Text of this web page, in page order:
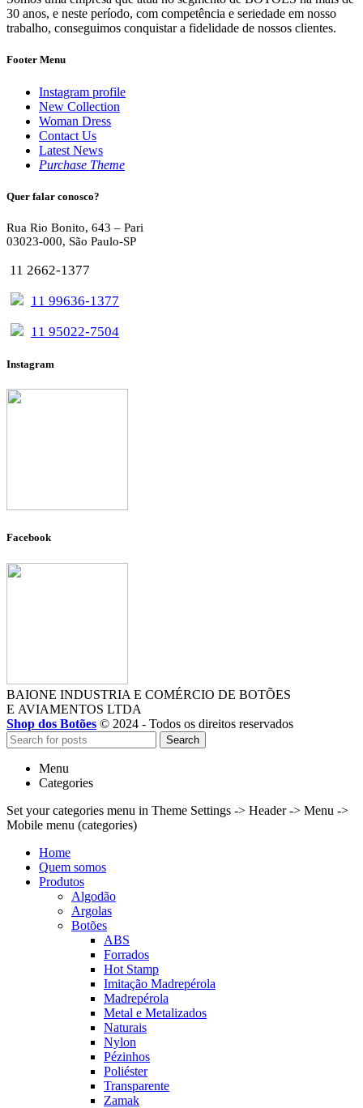
30 anos, e neste período, com competência e seriedade em nosso
trabalho, conseguimos conquistar a fidelidade de nossos clientes.
Footer Menu
Instagram profile
New Collection
Woman Dress
Contact Us
Latest News
Purchase Theme
Quer falar conosco?
Rua Rio Bonito, 643 – Pari
03023-000, São Paulo-SP
11 2662-1377
11 99636-1377
11 95022-7504
Instagram
Facebook
BAIONE INDUSTRIA E COMÉRCIO DE BOTÕES
E AVIAMENTOS LTDA
Shop dos Botões © 2024 - Todos os direitos reservados
Search
Menu
Categories
Set your categories menu in Theme Settings -> Header -> Menu ->
Mobile menu (categories)
Home
Quem somos
Produtos
Algodão
Argolas
Botões
ABS
Forrados
Hot Stamp
Imitação Madrepérola
Madrepérola
Metal e Metalizados
Naturais
Nylon
Pézinhos
Poliéster
Transparente
Zamak